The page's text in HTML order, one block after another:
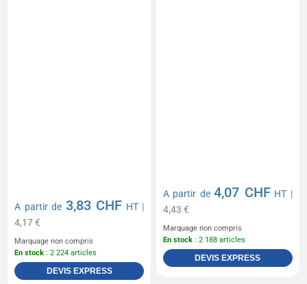
A partir de 3,83 CHF HT|
4,17 €
Marquage non compris
En stock : 2 224 articles
DEVIS EXPRESS
A partir de4,07 CHF HT |
4,43 €
Marquage non compris
En stock : 2 188 articles
DEVIS EXPRESS